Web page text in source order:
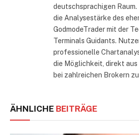
deutschsprachigen
die Analysestärke des
GodmodeTrader mit der
Terminals Guidants.
professionelle
die Möglichkeit, direkt
bei zahlreichen Brokern
ÄHNLICHE BEITRÄGE